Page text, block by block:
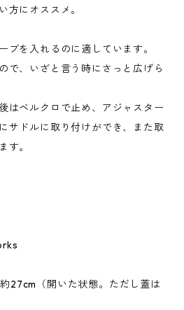
方にオススメ。
ブを入れるのに適しています。
で、いざと言う時にさっと広げら
はベルクロで止め、アジャスター
サドルに取り付けができ、また取
す。
27cm（開いた状態。ただし蓋は